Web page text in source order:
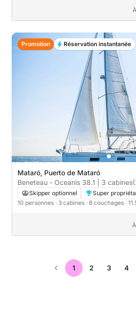
Mataró, Puerto de Mataró
Beneteau - Oceanis 38.1 | 3 cabines
Skipper optionnel Super
10 personnes · 3 cabines · 8 couchages ·
Promotion Réservation instantanée
1 2 3 4